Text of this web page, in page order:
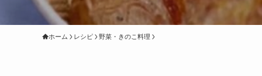
ホーム レシピ 野菜・きのこ料理